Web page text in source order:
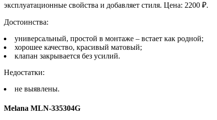
эксплуатационные свойства и добавляет стиля. Цена: 2200 ₽.
Достоинства:
универсальный, простой в монтаже – встает как родной;
хорошее качество, красивый матовый;
клапан закрывается без усилий.
Недостатки:
не выявлены.
Melana MLN-335304G